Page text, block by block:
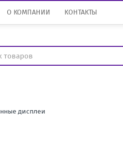
О КОМПАНИИ КОНТАКТЫ
дисплеи